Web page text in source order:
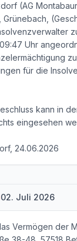
(AG
Grünebach,
09:47 Uhr
für die
kann in
eingesehen
24.06.2026
02. Juli 2026
Vermögen der